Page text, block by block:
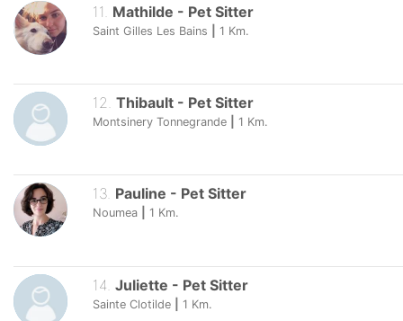
11 Mathilde - Pet Sitter
Saint Gilles Les Bains 1 Km.
12. Thibault - Pet Sitter
Montsinery Tonnegrande 1 Km.
13. Pauline - Pet Sitter
Noumea 1 Km.
14 Juliette - Pet Sitter
Sainte Clotilde 1 Km.